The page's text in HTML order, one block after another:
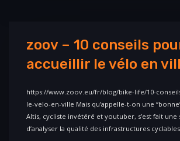
zoov – 10 conseils
accueillir le vélo en
https://www.zoov.eu/fr/blog/bike-life/10-
le-velo-en-ville Mais qu’appelle-t-on une
Altis, cycliste invétéré et youtuber, s’est fait une
d’analyser la qualité des infrastructures